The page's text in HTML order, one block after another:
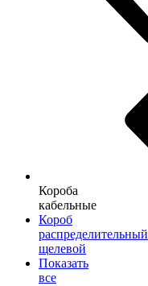
Короба
кабельные
Короб
распределительный
щелевой
Показать
все